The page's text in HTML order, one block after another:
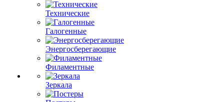
Технические
Галогенные
Энергосберегающие
Филаментные
Зеркала